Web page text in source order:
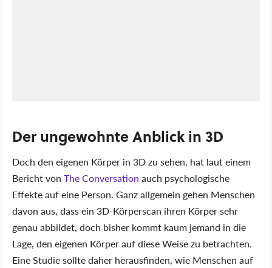
Der ungewohnte Anblick in 3D
Doch den eigenen Körper in 3D zu sehen, hat laut einem
Bericht von The Conversation auch psychologische
Effekte auf eine Person. Ganz allgemein gehen Menschen
davon aus, dass ein 3D-Körperscan ihren Körper sehr
genau abbildet, doch bisher kommt kaum jemand in die
Lage, den eigenen Körper auf diese Weise zu betrachten.
Eine Studie sollte daher herausfinden, wie Menschen auf